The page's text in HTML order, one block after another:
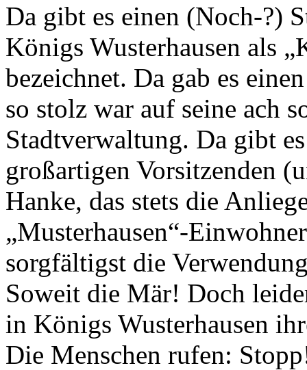
Da gibt es einen (Noch-?)
Königs Wusterhausen als
bezeichnet. Da gab es
so stolz war auf seine ach
Stadtverwaltung. Da gibt
großartigen Vorsitzenden
Hanke, das stets die
„Musterhausen“-
sorgfältigst die
Soweit die Mär! Doch
in Königs Wusterhausen
Die Menschen rufen: